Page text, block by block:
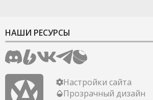
НАШИ РЕСУРСЫ
Настройки сайта
Прозрачный дизайн